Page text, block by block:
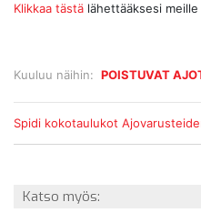
Kuuluu näihin: POISTUVAT
Klikkaa tästä lähettääksesi
Spidi kokotaulukot
Katso myös: